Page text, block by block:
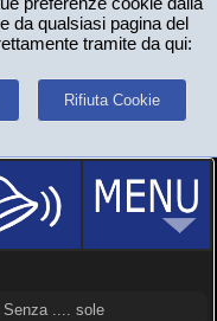
da qualsiasi pagina del
tramite da qui:
Rifiuta Cookie
Senza .... sole